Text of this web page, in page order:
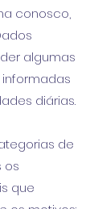
conosco,
algumas
diárias.
de
os
que